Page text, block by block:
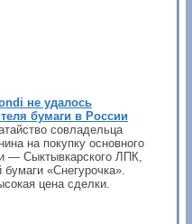
не удалось
бумаги в России
совладельца
на покупку основного
— Сыктывкарского ЛПК,
«Снегурочка».
цена сделки.